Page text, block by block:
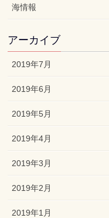
海情報
アーカイブ
2019年7月
2019年6月
2019年5月
2019年4月
2019年3月
2019年2月
2019年1月